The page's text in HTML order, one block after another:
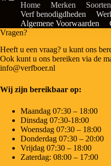
Home Merken Soorten
Verf benodigdheden
Algemene Voorwaarden
Vragen?
Heeft u een vraag? u kunt ons
Ook kunt u ons bereiken via de
info@verfboer.nl
Wij zijn bereikbaar op:
Maandag 07:30 – 18:00
Dinsdag 07:30-18:00
Woensdag 07:30 – 18:00
Donderdag 07:30 – 20:00
Vrijdag 07:30 – 18:00
Zaterdag: 08:00 – 17:00